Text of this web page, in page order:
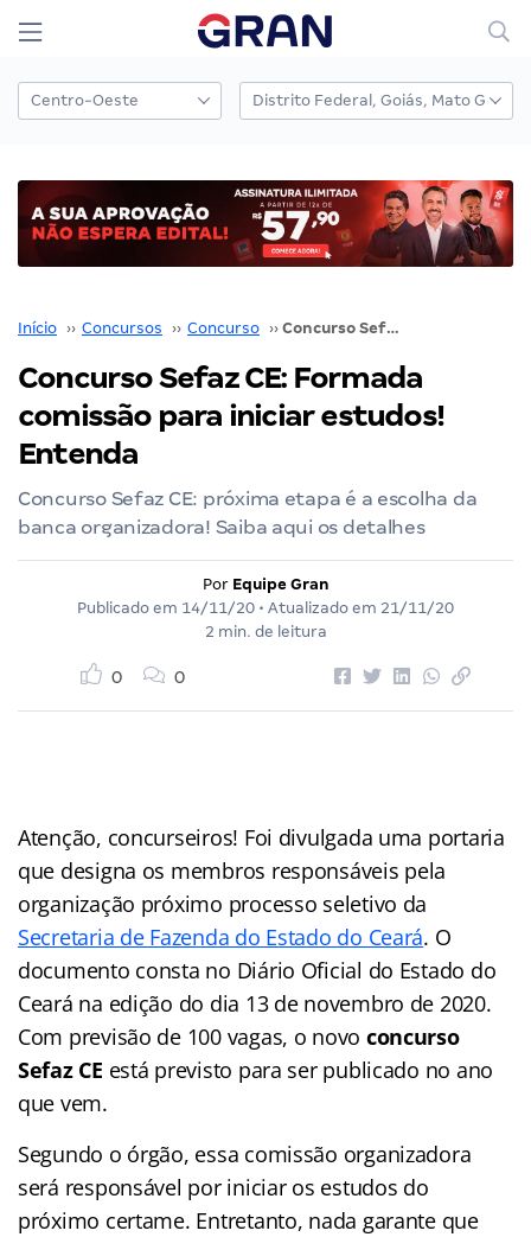
Início ›› Concursos ›› Concurso ›› Concurso Sefaz CE: Formada comissão para iniciar estudos! Entenda
Concurso Sefaz CE: Formada
comissão para iniciar estudos!
Entenda
Concurso Sefaz CE: próxima etapa é a escolha da
banca organizadora! Saiba aqui os detalhes
Por Equipe Gran
Publicado em 14/11/20 • Atualizado em 21/11/20
2 min. de leitura
0 0
Atenção, concurseiros! Foi divulgada uma portaria
que designa os membros responsáveis pela
organização próximo processo seletivo da
Secretaria de Fazenda do Estado do Ceará. O
documento consta no Diário Oficial do Estado do
Ceará na edição do dia 13 de novembro de 2020.
Com previsão de 100 vagas, o novo concurso
Sefaz CE está previsto para ser publicado no ano
que vem.
Segundo o órgão, essa comissão organizadora
será responsável por iniciar os estudos do
próximo certame. Entretanto, nada garante que